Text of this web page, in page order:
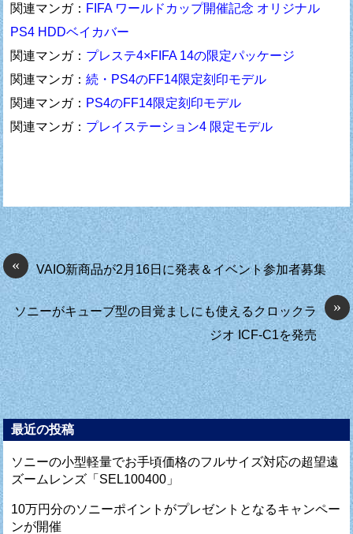
関連マンガ： FIFA ワールドカップ開催記念 オリジナル
PS4 HDDベイカバー
関連マンガ： プレステ4×FIFA 14の限定パッケージ
関連マンガ：続・PS4のFF14限定刻印モデル
関連マンガ： PS4のFF14限定刻印モデル
関連マンガ： プレイステーション4 限定モデル
« VAIO新商品が2月16日に発表＆イベント参加者募集
»
ソニーがキューブ型の目覚ましにも使えるクロックラ
ジオ ICF-C1を発売
最近の投稿
ソニーの小型軽量でお手頃価格のフルサイズ対応の超望遠
ズームレンズ「SEL100400」
10万円分のソニーポイントがプレゼントとなるキャンペー
ンが開催